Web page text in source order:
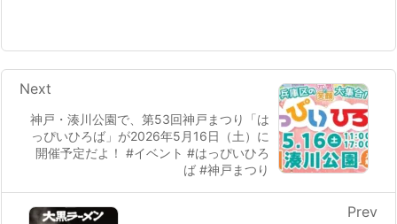
神戸・湊川公園で、第53回神戸まつり「は
っぴいひろば」が2026年5月16日（土）に
開催予定だよ！ #イベント #はっぴいひろ
ば #神戸まつり
Next
Prev